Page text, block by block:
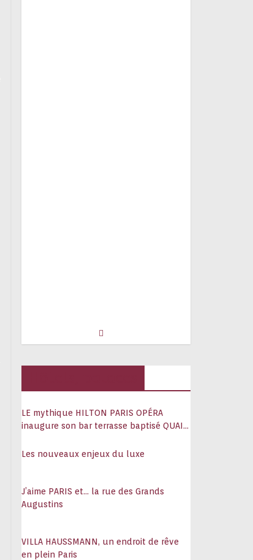
LE mythique HILTON PARIS OPÉRA
inaugure son bar terrasse baptisé QUAI
Les nouveaux enjeux du luxe
J’aime PARIS et… la rue des Grands
Augustins
VILLA HAUSSMANN, un endroit de rêve
en plein Paris